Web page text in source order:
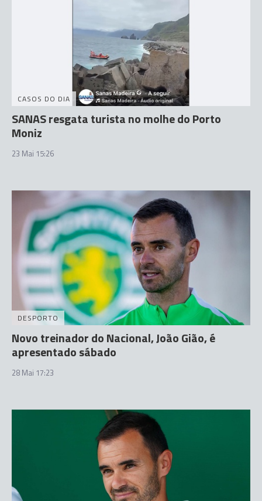
CASOS DO DIA
SANAS resgata turista no molhe do Porto
Moniz
23 Mai 15:26
DESPORTO
Novo treinador do Nacional, João Gião, é
apresentado sábado
28 Mai 17:23